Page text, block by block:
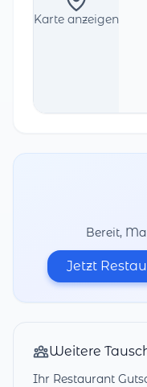
Karte anzeigen
Bereit,
Jetzt
Weitere
Ihr Restaurant